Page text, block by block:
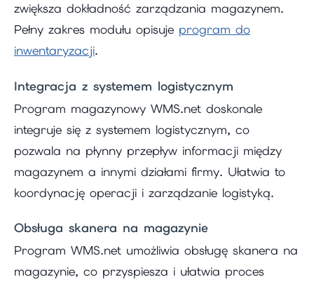
zwiększa dokładność zarządzania magazynem.
Pełny zakres modułu opisuje program do
inwentaryzacji.
Integracja z systemem logistycznym
Program magazynowy WMS.net doskonale
integruje się z systemem logistycznym, co
pozwala na płynny przepływ informacji między
magazynem a innymi działami firmy. Ułatwia to
koordynację operacji i zarządzanie logistyką.
Obsługa skanera na magazynie
Program WMS.net umożliwia obsługę skanera na
magazynie, co przyspiesza i ułatwia proces